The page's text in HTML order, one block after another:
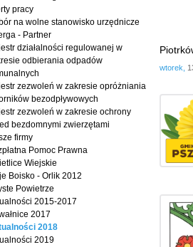
pracy
na wolne stanowisko urzędnicze
- Partner
działalności regulowanej w
odbierania odpadów
zezwoleń w zakresie opróżniania
bezodpływowych
zezwoleń w zakresie ochrony
bezdomnymi zwierzętami
firmy
Pomoc Prawna
Wiejskie
Boisko - Orlik 2012
Powietrze
2015-2017
2017
2018
2019
/-/
wtorek,